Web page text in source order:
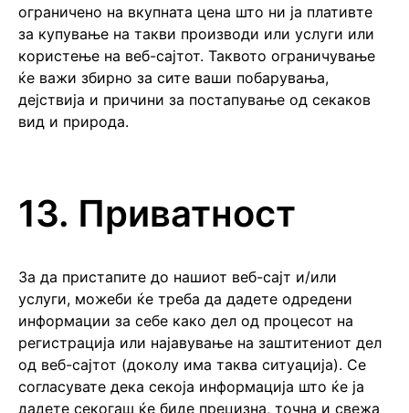
ограничено на вкупната цена што ни ја плативте
за купување на такви производи или услуги или
користење на веб-сајтот. Таквото ограничување
ќе важи збирно за сите ваши побарувања,
дејствија и причини за постапување од секаков
вид и природа.
13. Приватност
За да пристапите до нашиот веб-сајт и/или
услуги, можеби ќе треба да дадете одредени
информации за себе како дел од процесот на
регистрација или најавување на заштитениот дел
од веб-сајтот (доколу има таква ситуација). Се
согласувате дека секоја информација што ќе ја
дадете секогаш ќе биде прецизна, точна и свежа